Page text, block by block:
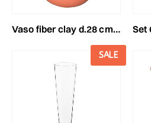
vaso fiber clay d.28 cmh.43 cm arancione set 6
SALE